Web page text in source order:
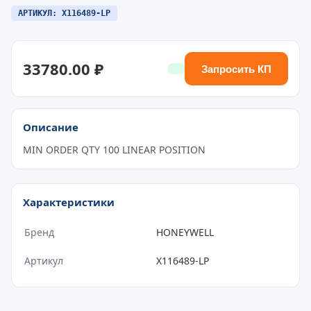
АРТИКУЛ: X116489-LP
33780.00 ₽ Запросить КП
Описание
MIN ORDER QTY 100 LINEAR POSITION
Характеристики
Бренд HONEYWELL
Артикул X116489-LP